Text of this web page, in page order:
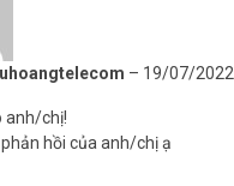
– 19/07/2022
anh/chị!
hồi của anh/chị ạ